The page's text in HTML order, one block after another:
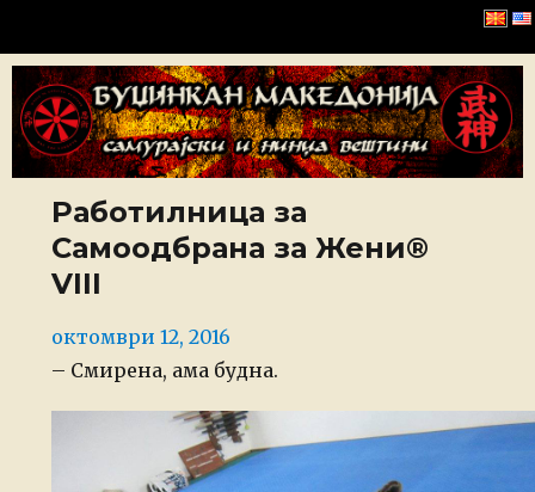
Буџинкан Македонија
Работилница за
Самоодбрана за Жени®
VIII
Posted
on
октомври 12, 2016
– Смирена, ама будна.